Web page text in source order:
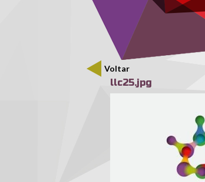
Voltar
llc25.jpg